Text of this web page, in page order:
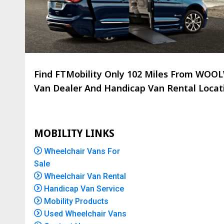
Find FTMobility Only 102 Miles From
Van Dealer And Handicap Van Rental
MOBILITY LINKS
Wheelchair Vans For
Sale
Wheelchair Van Rental
Handicap Van Service
Mobility Products
Used Wheelchair Vans